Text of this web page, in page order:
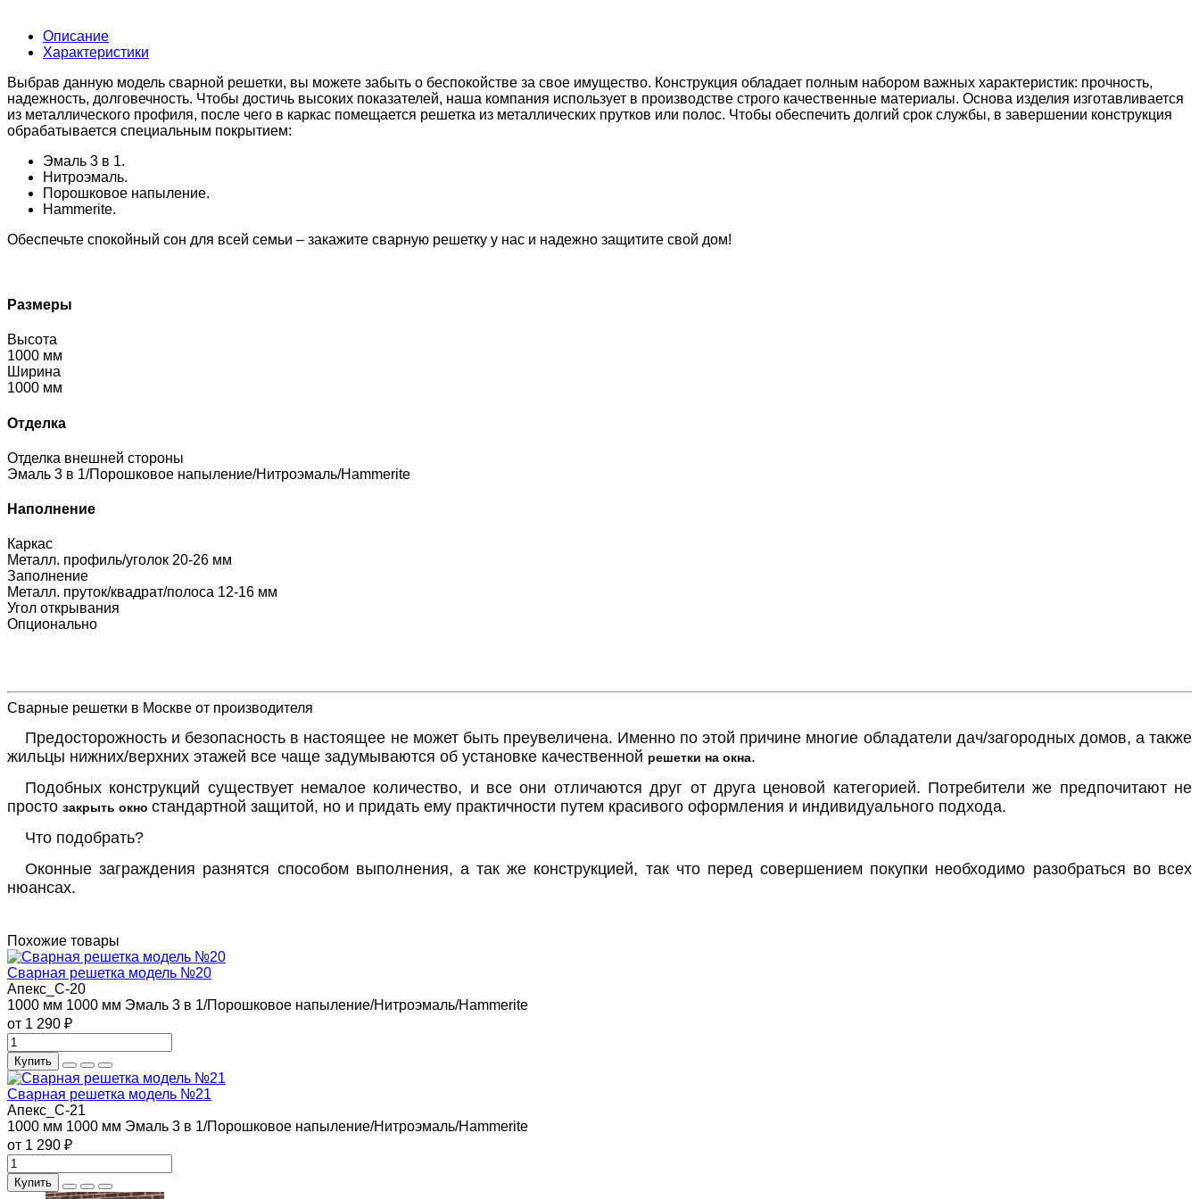
Описание
Характеристики
Выбрав данную модель сварной решетки, вы можете забыть о беспокойстве за свое имущество. Конструкция обладает полным набором важных характеристик: прочность,
надежность, долговечность. Чтобы достичь высоких показателей, наша компания использует в производстве строго качественные материалы. Основа изделия изготавливается
из металлического профиля, после чего в каркас помещается решетка из металлических прутков или полос. Чтобы обеспечить долгий срок службы, в завершении конструкция
обрабатывается специальным покрытием:
Эмаль 3 в 1.
Нитроэмаль.
Порошковое напыление.
Hammerite.
Обеспечьте спокойный сон для всей семьи – закажите сварную решетку у нас и надежно защитите свой дом!
Размеры
Высота
1000 мм
Ширина
1000 мм
Отделка
Отделка внешней стороны
Эмаль 3 в 1/Порошковое напыление/Нитроэмаль/Hammerite
Наполнение
Каркас
Металл. профиль/уголок 20-26 мм
Заполнение
Металл. пруток/квадрат/полоса 12-16 мм
Угол открывания
Опционально
Сварные решетки в Москве от производителя
Предосторожность и безопасность в настоящее не может быть преувеличена. Именно по этой причине многие обладатели дач/загородных домов, а также
жильцы нижних/верхних этажей все чаще задумываются об установке качественной решетки на окна.
Подобных конструкций существует немалое количество, и все они отличаются друг от друга ценовой категорией. Потребители же предпочитают не
просто закрыть окно стандартной защитой, но и придать ему практичности путем красивого оформления и индивидуального подхода.
Что подобрать?
Оконные заграждения разнятся способом выполнения, а так же конструкцией, так что перед совершением покупки необходимо разобраться во всех
нюансах.
Похожие товары
Сварная решетка модель №20
Апекс_С-20
1000 мм 1000 мм Эмаль 3 в 1/Порошковое напыление/Нитроэмаль/Hammerite
от 1 290 ₽
Купить
Сварная решетка модель №21
Апекс_С-21
1000 мм 1000 мм Эмаль 3 в 1/Порошковое напыление/Нитроэмаль/Hammerite
от 1 290 ₽
Купить